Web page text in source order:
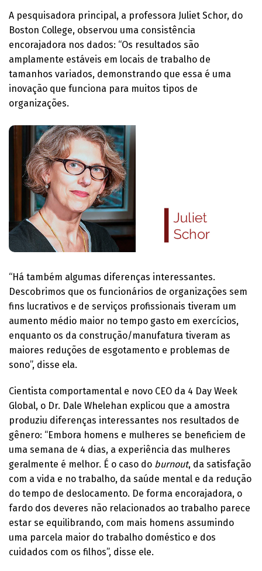
A pesquisadora principal, a professora Juliet Schor, do
Boston College, observou uma consistência
encorajadora nos dados: “Os resultados são
amplamente estáveis em locais de trabalho de
tamanhos variados, demonstrando que essa é uma
inovação que funciona para muitos tipos de
organizações.
“Há também algumas diferenças interessantes.
Descobrimos que os funcionários de organizações sem
fins lucrativos e de serviços profissionais tiveram um
aumento médio maior no tempo gasto em exercícios,
enquanto os da construção/manufatura tiveram as
maiores reduções de esgotamento e problemas de
sono”, disse ela.
Cientista comportamental e novo CEO da 4 Day Week
Global, o Dr. Dale Whelehan explicou que a amostra
produziu diferenças interessantes nos resultados de
gênero: “Embora homens e mulheres se beneficiem de
uma semana de 4 dias, a experiência das mulheres
geralmente é melhor. É o caso do burnout, da satisfação
com a vida e no trabalho, da saúde mental e da redução
do tempo de deslocamento. De forma encorajadora, o
fardo dos deveres não relacionados ao trabalho parece
estar se equilibrando, com mais homens assumindo
uma parcela maior do trabalho doméstico e dos
cuidados com os filhos”, disse ele.